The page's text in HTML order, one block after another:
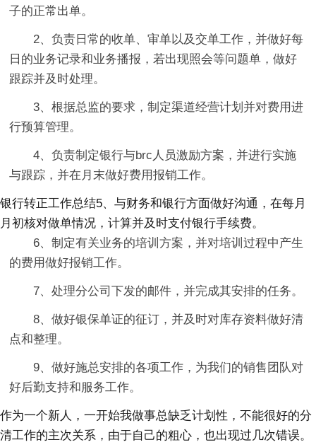
子的正常出单。
2、负责日常的收单、审单以及交单工作，并做好每
日的业务记录和业务播报，若出现照会等问题单，做好
跟踪并及时处理。
3、根据总监的要求，制定渠道经营计划并对费用进
行预算管理。
4、负责制定银行与brc人员激励方案，并进行实施
与跟踪，并在月末做好费用报销工作。
银行转正工作总结5、与财务和银行方面做好沟通，在每月
月初核对做单情况，计算并及时支付银行手续费。
6、制定有关业务的培训方案，并对培训过程中产生
的费用做好报销工作。
7、处理分公司下发的邮件，并完成其安排的任务。
8、做好银保单证的征订，并及时对库存资料做好清
点和整理。
9、做好施总安排的各项工作，为我们的销售团队对
好后勤支持和服务工作。
作为一个新人，一开始我做事总缺乏计划性，不能很好的分
清工作的主次关系，由于自己的粗心，也出现过几次错误。